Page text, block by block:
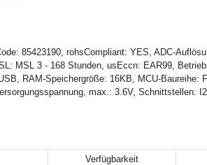
85423190, rohsCompliant: YES, ADC-
MSL 3 - 168 Stunden, usEccn: EAR99,
RAM-Speichergröße: 16KB, MCU-Baureihe:
max.: 3.6V, Schnittstellen:
Verfügbarkeit